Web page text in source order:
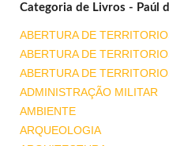
Categoria de Livros - Paúl
ABERTURA DE
ABERTURA DE
ABERTURA DE
ADMINISTRAÇÃO MILITAR
AMBIENTE
ARQUEOLOGIA